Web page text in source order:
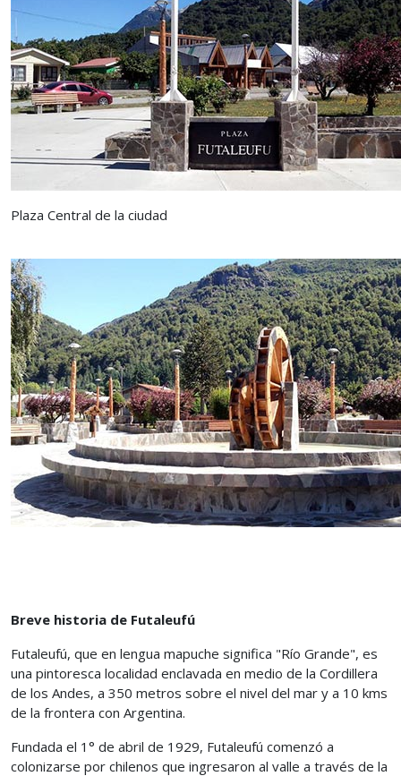
Plaza Central de la ciudad
Breve historia de Futaleufú
Futaleufú, que en lengua mapuche significa "Río Grande", es
una pintoresca localidad enclavada en medio de la Cordillera
de los Andes, a 350 metros sobre el nivel del mar y a 10 kms
de la frontera con Argentina.
Fundada el 1° de abril de 1929, Futaleufú comenzó a
colonizarse por chilenos que ingresaron al valle a través de la